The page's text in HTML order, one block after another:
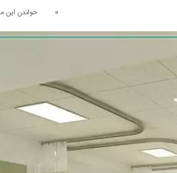
0 خواندن این مطلب